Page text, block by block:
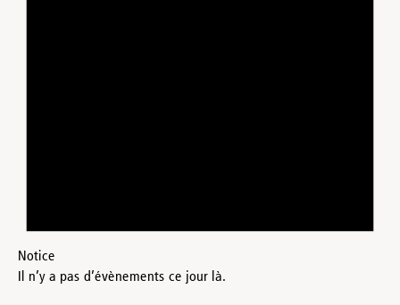
Notice
Il n’y a pas d’évènements ce jour là.